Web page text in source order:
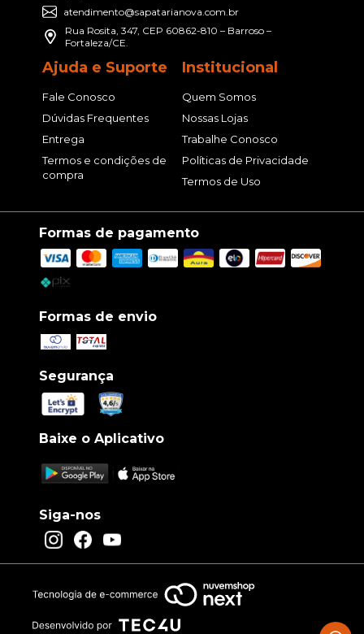
atendimento@sapatarianova.com.br
Rua Rosita, 347, CEP 60862-810 – Barroso –
Fortaleza/CE.
Ajuda e Suporte
Fale Conosco
Dúvidas Frequentes
Entrega
Termos e condições de
compra
Institucional
Quem Somos
Nossas Lojas
Trabalhe Conosco
Políticas de Privacidade
Termos de Uso
Formas de pagamento
Formas de envio
Segurança
Baixe o Aplicativo
Siga-nos